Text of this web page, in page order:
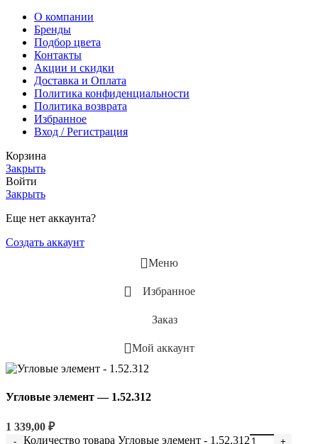
О компании
Бренды
Подбор цвета
Контакты
Акции и скидки
Доставка и Оплата
Политика конфиденциальности
Политика возврата
Избранное
Вход / Регистрация
Корзина
Закрыть
Войти
Закрыть
Еще нет аккаунта?
Создать аккаунт
Меню
Избранное
Заказ
Мой аккаунт
Угловые элемент — 1.52.312
1 339,00 ₽
Количество товара Угловые элемент - 1.52.312